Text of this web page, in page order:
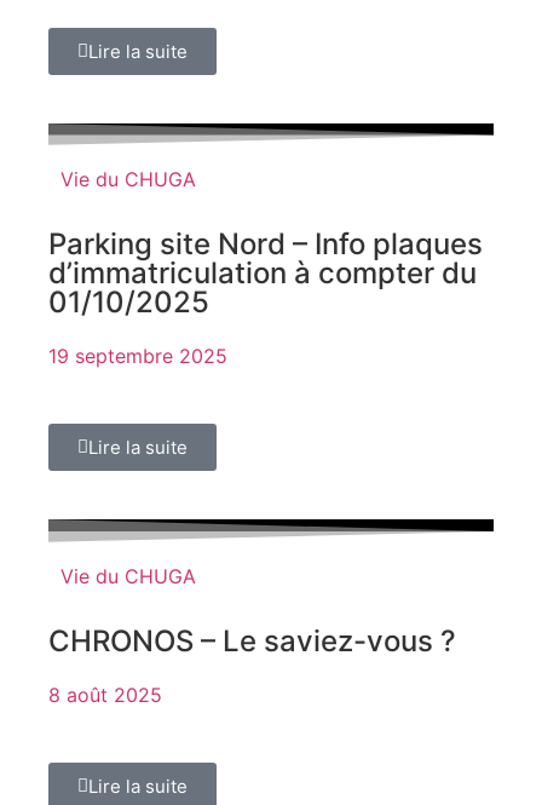
Lire la suite
Vie du CHUGA
Parking site Nord – Info plaques
d’immatriculation à compter du
01/10/2025
19 septembre 2025
Lire la suite
Vie du CHUGA
CHRONOS – Le saviez-vous ?
8 août 2025
Lire la suite